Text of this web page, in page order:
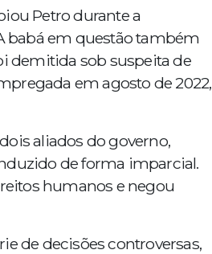
Petro durante a
babá em questão também
demitida sob suspeita de
em agosto de 2022,
aliados do governo,
de forma imparcial.
humanos e negou
de decisões controversas,